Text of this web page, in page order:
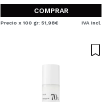
COMPRAR
Precio x 100 gr: 51,98€ IVA Incl.